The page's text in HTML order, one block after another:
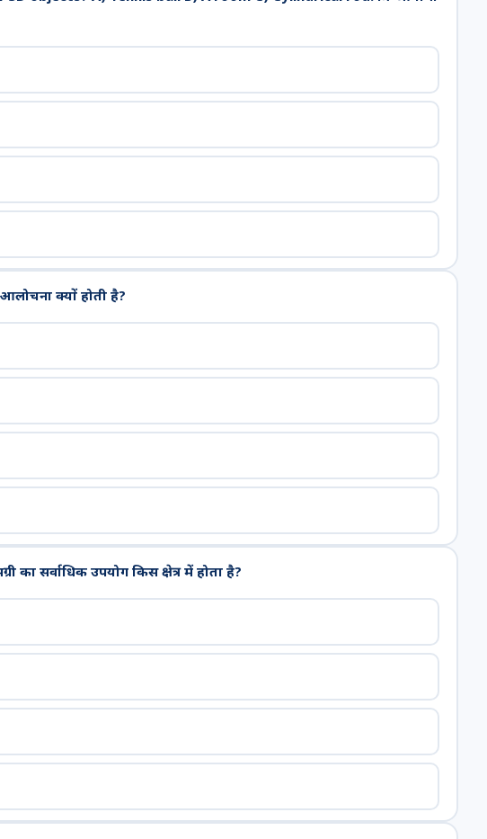
क्यों होती है?
सर्वाधिक उपयोग किस क्षेत्र में होता है?